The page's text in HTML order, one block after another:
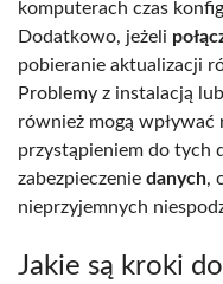
komputerach czas
Dodatkowo, jeżeli
pobieranie aktualizacji
Problemy z instalacją
również mogą wpływać
przystąpieniem do tych
zabezpieczenie danych,
nieprzyjemnych
Jakie są kroki